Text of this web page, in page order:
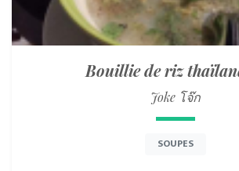
Bouillie de riz
Joke โจ๊ก
SOUPES